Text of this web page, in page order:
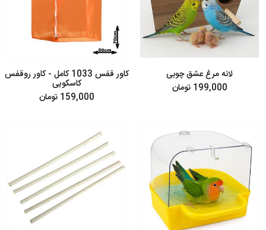
لانه مرغ عشق چوبی
199,000 تومان
کاور قفس 1033 کامل - کاور روقفس
کاسکویی
159,000 تومان